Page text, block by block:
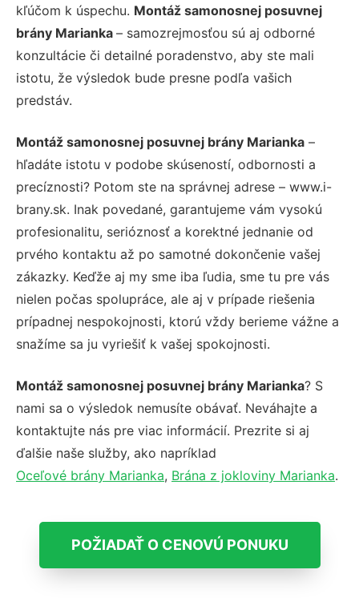
kľúčom k úspechu. Montáž samonosnej posuvnej
brány Marianka – samozrejmosťou sú aj odborné
konzultácie či detailné poradenstvo, aby ste mali
istotu, že výsledok bude presne podľa vašich
predstáv.
Montáž samonosnej posuvnej brány Marianka –
hľadáte istotu v podobe skúseností, odbornosti a
precíznosti? Potom ste na správnej adrese – www.i-
brany.sk. Inak povedané, garantujeme vám vysokú
profesionalitu, serióznosť a korektné jednanie od
prvého kontaktu až po samotné dokončenie vašej
zákazky. Keďže aj my sme iba ľudia, sme tu pre vás
nielen počas spolupráce, ale aj v prípade riešenia
prípadnej nespokojnosti, ktorú vždy berieme vážne a
snažíme sa ju vyriešiť k vašej spokojnosti.
Montáž samonosnej posuvnej brány Marianka? S
nami sa o výsledok nemusíte obávať. Neváhajte a
kontaktujte nás pre viac informácií. Prezrite si aj
ďalšie naše služby, ako napríklad
Oceľové brány Marianka, Brána z jokloviny Marianka.
POŽIADAŤ O CENOVÚ PONUKU